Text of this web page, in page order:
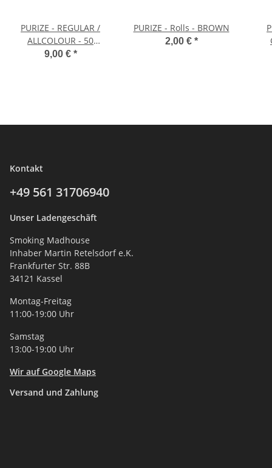
PURIZE - REGULAR /
ALLCOLOUR - 50
Aktivkohlefilter
9,00 € *
PURIZE - Rolls - BROWN
2,00 € *
Kontakt
+49 561 31706940
Unser Ladengeschäft
Smoking Madhouse
Inhaber Martin Retelsdorf e.K.
Frankfurter Str. 88B
34121 Kassel
Montag-Freitag
11:00-19:00 Uhr
Samstag
13:00-19:00 Uhr
Wir auf Google Maps
Versand und Zahlung